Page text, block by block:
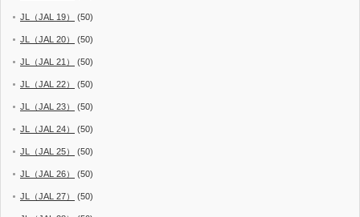
JL（JAL 19） (50)
JL（JAL 20） (50)
JL（JAL 21） (50)
JL（JAL 22） (50)
JL（JAL 23） (50)
JL（JAL 24） (50)
JL（JAL 25） (50)
JL（JAL 26） (50)
JL（JAL 27） (50)